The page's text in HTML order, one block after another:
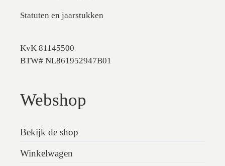
Statuten en jaarstukken
KvK 81145500
BTW# NL861952947B01
Webshop
Bekijk de shop
Winkelwagen